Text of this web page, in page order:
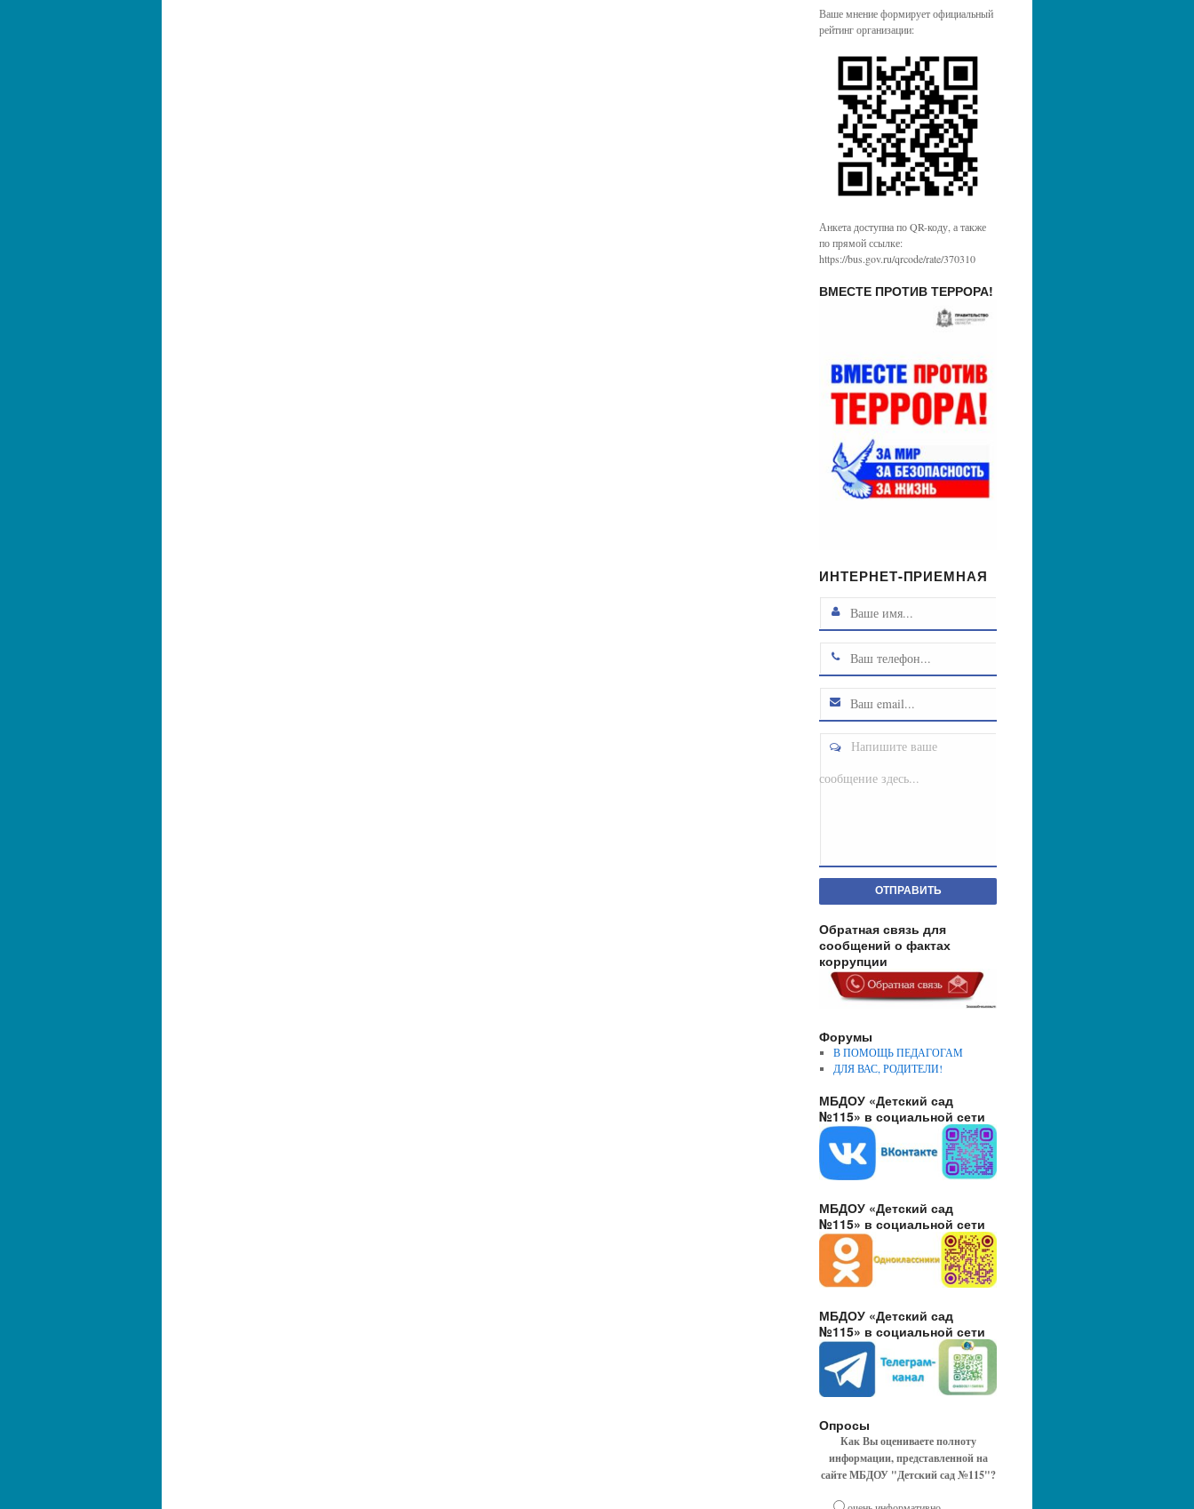
Ваше мнение формирует официальный
рейтинг организации:
Анкета доступна по QR-коду, а также
по прямой ссылке:
https://bus.gov.ru/qrcode/rate/370310
ВМЕСТЕ ПРОТИВ ТЕРРОРА!
ИНТЕРНЕТ-ПРИЕМНАЯ
Напишите ваше
сообщение здесь...
ОТПРАВИТЬ
Обратная связь для
сообщений о фактах
коррупции
Форумы
В ПОМОЩЬ ПЕДАГОГАМ
ДЛЯ ВАС, РОДИТЕЛИ!
МБДОУ «Детский сад
№115» в социальной сети
МБДОУ «Детский сад
№115» в социальной сети
МБДОУ «Детский сад
№115» в социальной сети
Опросы
Как Вы оцениваете полноту
информации, представленной на
сайте МБДОУ "Детский сад №115"?